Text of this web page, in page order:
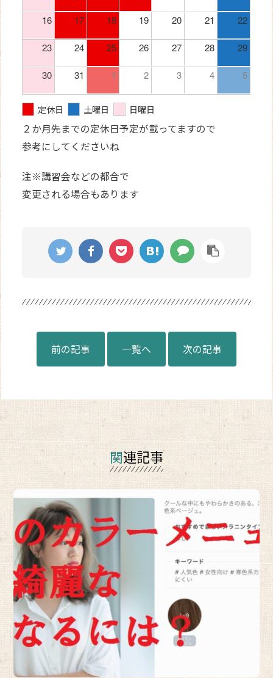
16 17 18 19 20 21 22
23 24 25 26 27 28 29
30 31 1 2 3 4 5
定休日 土曜日 日曜日
２か月先までの定休日予定が載ってますので
参考にしてくださいね
注※講習会などの都合で
変更される場合もあります
前の記事 一覧へ 次の記事
関連記事